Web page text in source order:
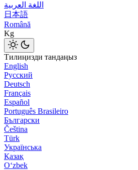
اللغة العربية
日本語
Română
Kg
Тилиңизди тандаңыз
English
Русский
Deutsch
Français
Español
Português Brasileiro
Български
Čeština
Türk
Українська
Қазақ
Оʻzbek